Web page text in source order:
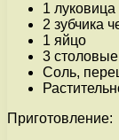
1 луковица
2 зубчика
1 яйцо
3
Соль,
Приготовление: